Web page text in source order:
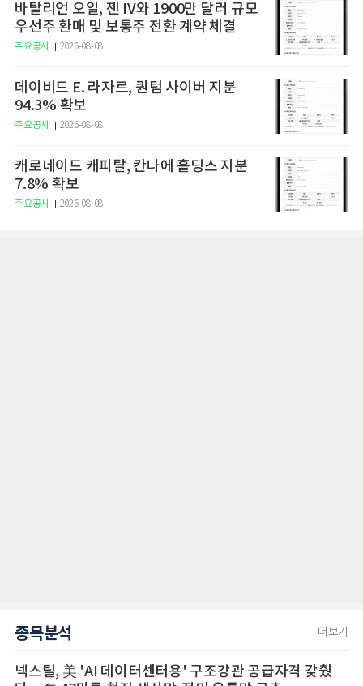
바탈리언 오일, 젠 IV와 1900만 달러 규모
우선주 환매 및 보통주 전환 계약 체결
주요공시 2026-08-08
데이비드 E. 라자르, 퀀텀 사이버 지분
94.3% 확보
주요공시 2026-08-08
캐로네이드 캐피탈, 칸나에 홀딩스 지분
7.8% 확보
주요공시 2026-08-08
종목분석 더보기
넥스틸, 美 'AI 데이터센터용' 구조강관 공급자격 갖췄